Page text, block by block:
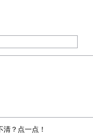
？点一点！